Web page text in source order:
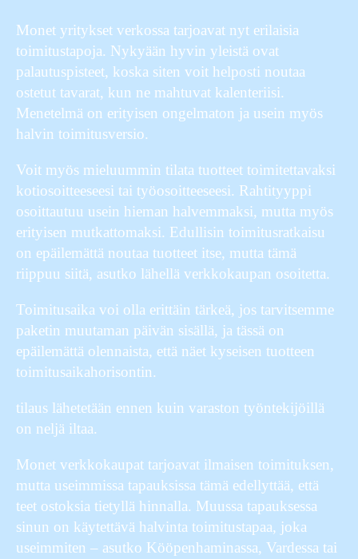
Monet yritykset verkossa tarjoavat nyt erilaisia
toimitustapoja. Nykyään hyvin yleistä ovat
palautuspisteet, koska siten voit helposti noutaa
ostetut tavarat, kun ne mahtuvat kalenteriisi.
Menetelmä on erityisen ongelmaton ja usein myös
halvin toimitusversio.
Voit myös mieluummin tilata tuotteet toimitettavaksi
kotiosoitteeseesi tai työosoitteeseesi. Rahtityyppi
osoittautuu usein hieman halvemmaksi, mutta myös
erityisen mutkattomaksi. Edullisin toimitusratkaisu
on epäilemättä noutaa tuotteet itse, mutta tämä
riippuu siitä, asutko lähellä verkkokaupan osoitetta.
Toimitusaika voi olla erittäin tärkeä, jos tarvitsemme
paketin muutaman päivän sisällä, ja tässä on
epäilemättä olennaista, että näet kyseisen tuotteen
toimitusaikahorisontin.
tilaus lähetetään ennen kuin varaston työntekijöillä
on neljä iltaa.
Monet verkkokaupat tarjoavat ilmaisen toimituksen,
mutta useimmissa tapauksissa tämä edellyttää, että
teet ostoksia tietyllä hinnalla. Muussa tapauksessa
sinun on käytettävä halvinta toimitustapaa, joka
useimmiten – asutko Kööpenhaminassa, Vardessa tai